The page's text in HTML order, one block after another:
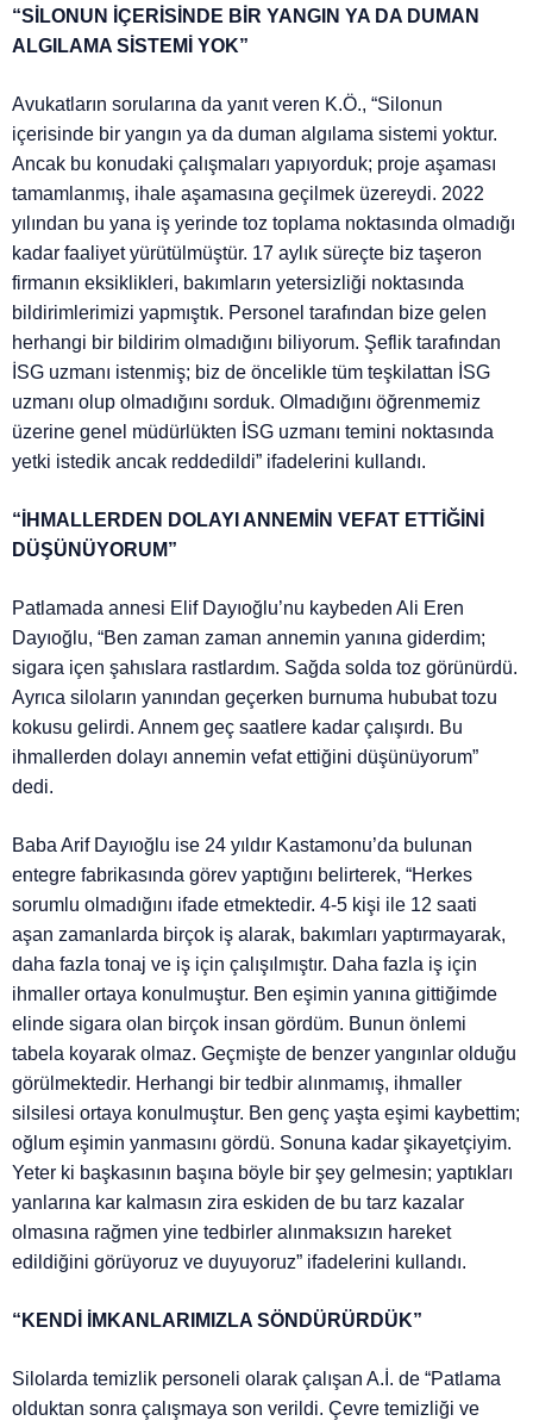
“SİLONUN İÇERİSİNDE BİR YANGIN YA DA DUMAN
ALGILAMA SİSTEMİ YOK”
Avukatların sorularına da yanıt veren K.Ö., “Silonun
içerisinde bir yangın ya da duman algılama sistemi yoktur.
Ancak bu konudaki çalışmaları yapıyorduk; proje aşaması
tamamlanmış, ihale aşamasına geçilmek üzereydi. 2022
yılından bu yana iş yerinde toz toplama noktasında olmadığı
kadar faaliyet yürütülmüştür. 17 aylık süreçte biz taşeron
firmanın eksiklikleri, bakımların yetersizliği noktasında
bildirimlerimizi yapmıştık. Personel tarafından bize gelen
herhangi bir bildirim olmadığını biliyorum. Şeflik tarafından
İSG uzmanı istenmiş; biz de öncelikle tüm teşkilattan İSG
uzmanı olup olmadığını sorduk. Olmadığını öğrenmemiz
üzerine genel müdürlükten İSG uzmanı temini noktasında
yetki istedik ancak reddedildi” ifadelerini kullandı.
“İHMALLERDEN DOLAYI ANNEMİN VEFAT ETTİĞİNİ
DÜŞÜNÜYORUM”
Patlamada annesi Elif Dayıoğlu’nu kaybeden Ali Eren
Dayıoğlu, “Ben zaman zaman annemin yanına giderdim;
sigara içen şahıslara rastlardım. Sağda solda toz görünürdü.
Ayrıca siloların yanından geçerken burnuma hububat tozu
kokusu gelirdi. Annem geç saatlere kadar çalışırdı. Bu
ihmallerden dolayı annemin vefat ettiğini düşünüyorum”
dedi.
Baba Arif Dayıoğlu ise 24 yıldır Kastamonu’da bulunan
entegre fabrikasında görev yaptığını belirterek, “Herkes
sorumlu olmadığını ifade etmektedir. 4-5 kişi ile 12 saati
aşan zamanlarda birçok iş alarak, bakımları yaptırmayarak,
daha fazla tonaj ve iş için çalışılmıştır. Daha fazla iş için
ihmaller ortaya konulmuştur. Ben eşimin yanına gittiğimde
elinde sigara olan birçok insan gördüm. Bunun önlemi
tabela koyarak olmaz. Geçmişte de benzer yangınlar olduğu
görülmektedir. Herhangi bir tedbir alınmamış, ihmaller
silsilesi ortaya konulmuştur. Ben genç yaşta eşimi kaybettim;
oğlum eşimin yanmasını gördü. Sonuna kadar şikayetçiyim.
Yeter ki başkasının başına böyle bir şey gelmesin; yaptıkları
yanlarına kar kalmasın zira eskiden de bu tarz kazalar
olmasına rağmen yine tedbirler alınmaksızın hareket
edildiğini görüyoruz ve duyuyoruz” ifadelerini kullandı.
“KENDİ İMKANLARIMIZLA SÖNDÜRÜRDÜK”
Silolarda temizlik personeli olarak çalışan A.İ. de “Patlama
olduktan sonra çalışmaya son verildi. Çevre temizliği ve